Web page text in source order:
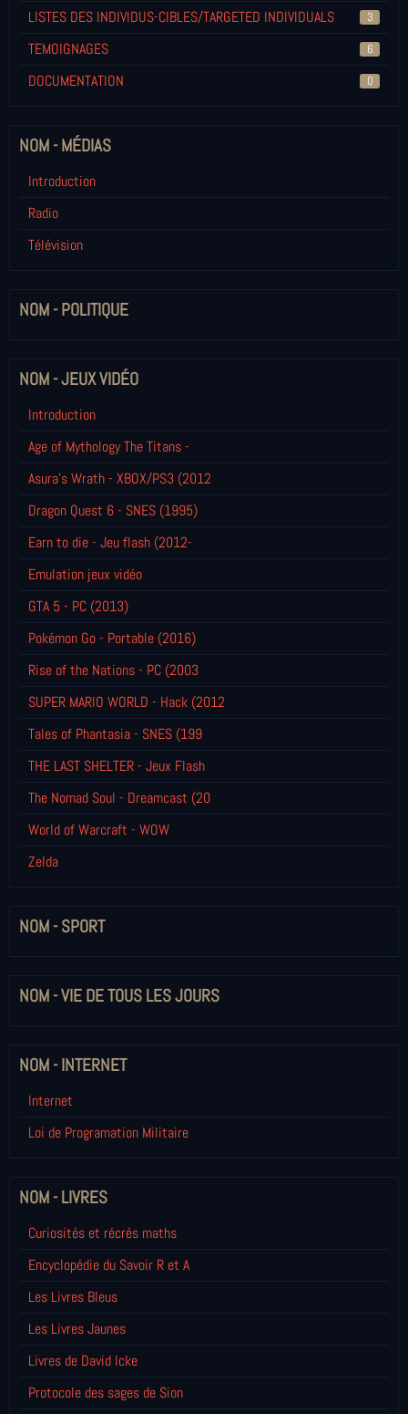
LISTES DES INDIVIDUS-CIBLES/TARGETED INDIVIDUALS 3
TEMOIGNAGES 6
DOCUMENTATION 0
NOM - MÉDIAS
Introduction
Radio
Télévision
NOM - POLITIQUE
NOM - JEUX VIDÉO
Introduction
Age of Mythology The Titans -
Asura's Wrath - XBOX/PS3 (2012
Dragon Quest 6 - SNES (1995)
Earn to die - Jeu flash (2012-
Emulation jeux vidéo
GTA 5 - PC (2013)
Pokémon Go - Portable (2016)
Rise of the Nations - PC (2003
SUPER MARIO WORLD - Hack (2012
Tales of Phantasia - SNES (199
THE LAST SHELTER - Jeux Flash
The Nomad Soul - Dreamcast (20
World of Warcraft - WOW
Zelda
NOM - SPORT
NOM - VIE DE TOUS LES JOURS
NOM - INTERNET
Internet
Loi de Programation Militaire
NOM - LIVRES
Curiosités et récrés maths
Encyclopédie du Savoir R et A
Les Livres Bleus
Les Livres Jaunes
Livres de David Icke
Protocole des sages de Sion